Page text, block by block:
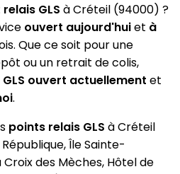
GLS à Créteil (94000) ?
ouvert aujourd'huiet à
Que ce soit pour une
ou un retrait de colis,
ouvert actuellement et
.
points relais GLS à Créteil
Île Sainte-
des Mèches, Hôtel de